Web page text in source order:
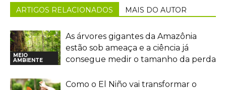
ARTIGOS RELACIONADOS MAIS DO AUTOR
MEIO
AMBIENTE
As árvores gigantes da Amazônia
estão sob ameaça e a ciência já
consegue medir o tamanho da perda
Como o El Niño vai transformar o